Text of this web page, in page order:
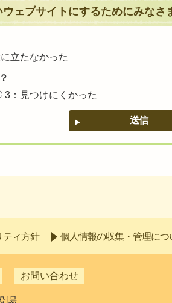
ウェブサイトにするためにみな
立たなかった
3：見つけにくかった
ティ方針 個人情報の収集・管理につ
お問い合わせ